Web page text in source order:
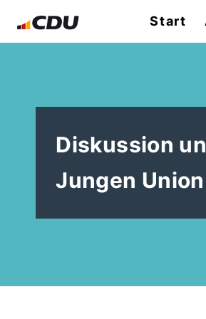
Start
Diskussion
Jungen